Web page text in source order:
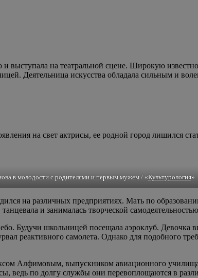
на театральной сцене. Широкую
Деятельница искусства обладала сильным и
на свет актрисы, ее родной город лишился
в молодости с родителями и первым мужем / «Культурология»
на различных предприятиях. Мать по
и занималась творческой
Будучи школьницей посещала аэроклуб. Девочка
реактивного самолета. Однако для подобного
Алфимовым, выпускником авиационного
ведь по долгу службы они перевоплощаются в